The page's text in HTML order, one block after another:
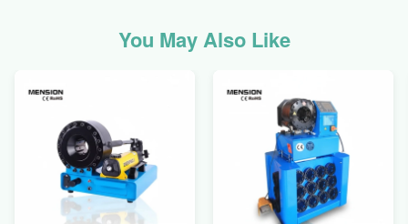
You May Also Like